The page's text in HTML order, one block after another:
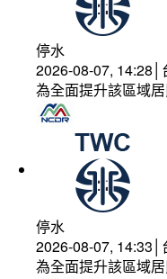
停水
2026-08-07, 14:28│
為全面提升該區域
停水
2026-08-07, 14:33│
為全面提升該區域